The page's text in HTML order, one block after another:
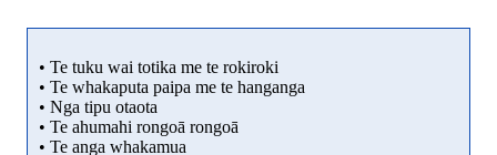
• Te tuku wai totika me te rokiroki
• Te whakaputa paipa me te hanganga
• Nga tipu otaota
• Te ahumahi rongoā rongoā
• Te anga whakamua